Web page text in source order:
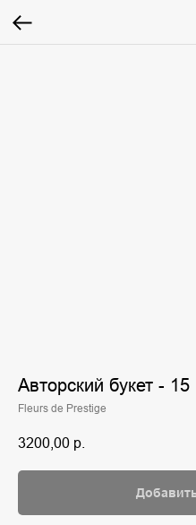
Авторский букет - 15
Fleurs de Prestige
3200,00 р.